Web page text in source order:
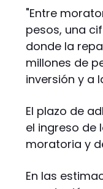
"Entre
pesos, una
donde la
millones de
inversión y a
El plazo de
el ingreso de
moratoria y
En las